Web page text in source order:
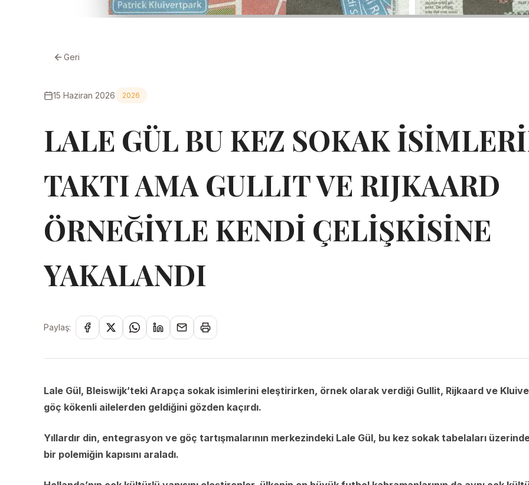
Geri
15 Haziran 2026 2026
LALE GÜL BU KEZ SOKAK
TAKTI AMA GULLIT VE RIJKAARD
ÖRNEĞİYLE KENDİ ÇELİŞKİSİNE
YAKALANDI
Paylaş:
Lale Gül, Bleiswijk’teki Arapça sokak isimlerini eleştirirken, örnek olarak verdiği Gullit, Rijkaard ve
göç kökenli ailelerden geldiğini gözden kaçırdı.
Yıllardır din, entegrasyon ve göç tartışmalarının merkezindeki Lale Gül, bu kez sokak tabelaları
bir polemiğin kapısını araladı.